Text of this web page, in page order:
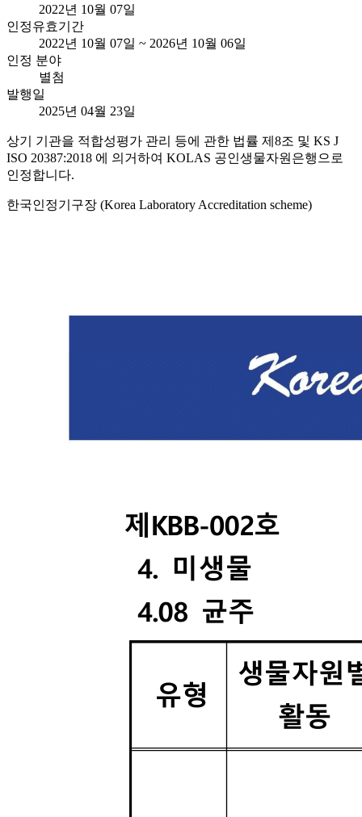
2022년 10월 07일
인정유효기간
2022년 10월 07일 ~ 2026년 10월 06일
인정 분야
별첨
발행일
2025년 04월 23일
상기 기관을 적합성평가 관리 등에 관한 법률 제8조 및 KS J
ISO 20387:2018 에 의거하여 KOLAS 공인생물자원은행으로
인정합니다.
한국인정기구장 (Korea Laboratory Accreditation scheme)